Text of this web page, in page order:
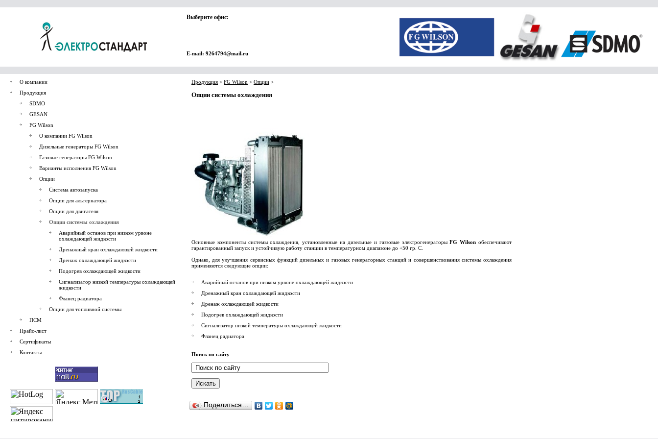
Выберите офис:
E-mail: 9264794@mail.ru
О компании
Продукция
SDMO
GESAN
FG Wilson
О компании FG Wilson
Дизельные генераторы FG Wilson
Газовые генераторы FG Wilson
Варианты исполнения FG Wilson
Опции
Система автозапуска
Опции для альтернатора
Опции для двигателя
Опции системы охлаждения
Аварийный останов при низком урвоне
охлаждающей жидкости
Дренажный кран охлаждающей жидкости
Дренаж охлаждающей жидкости
Подогрев охлаждающей жидкости
Сигнализатор низкой температуры охлаждающей
жидкости
Фланец радиатора
Опции для топливной системы
ПСМ
Прайс-лист
Сертификаты
Контакты
Продукция > FG Wilson > Опции >
Опции системы охлаждения
Основные компоненты системы охлаждения, установленные на дизельные и газзовые электрогенераторыFG Wilson обеспечивают
гарантированный запуск и устойчивую работу станции в температурном диапазоне до +50 гр. С.
Однако, для улучшения сервисных функций дизельных и газовых генераторных станций и совершенствования системы охлаждения
применяются следующие опции:
Аварийный останов при низком урвоне охлаждающей жидкости
Дренажный кран охлаждающей жидкости
Дренаж охлаждающей жидкости
Подогрев охлаждающей жидкости
Сигнализатор низкой температуры охлаждающей жидкости
Фланец радиатора
Поиск по сайту
Поделиться…